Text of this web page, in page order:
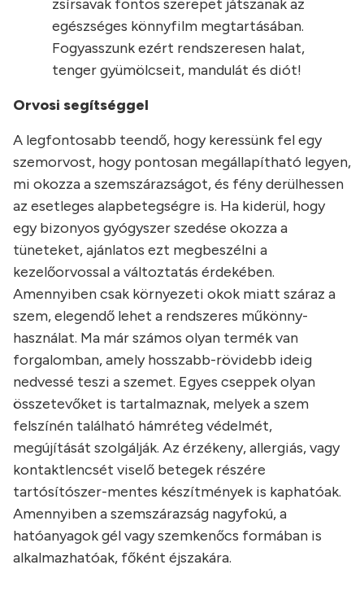
zsírsavak fontos szerepet játszanak az
egészséges könnyfilm megtartásában.
Fogyasszunk ezért rendszeresen halat,
tenger gyümölcseit, mandulát és diót!
Orvosi segítséggel
A legfontosabb teendő, hogy keressünk fel egy
szemorvost, hogy pontosan megállapítható legyen,
mi okozza a szemszárazságot, és fény derülhessen
az esetleges alapbetegségre is. Ha kiderül, hogy
egy bizonyos gyógyszer szedése okozza a
tüneteket, ajánlatos ezt megbeszélni a
kezelőorvossal a változtatás érdekében.
Amennyiben csak környezeti okok miatt száraz a
szem, elegendő lehet a rendszeres műkönny-
használat. Ma már számos olyan termék van
forgalomban, amely hosszabb-rövidebb ideig
nedvessé teszi a szemet. Egyes cseppek olyan
összetevőket is tartalmaznak, melyek a szem
felszínén található hámréteg védelmét,
megújítását szolgálják. Az érzékeny, allergiás, vagy
kontaktlencsét viselő betegek részére
tartósítószer-mentes készítmények is kaphatóak.
Amennyiben a szemszárazság nagyfokú, a
hatóanyagok gél vagy szemkenőcs formában is
alkalmazhatóak, főként éjszakára.